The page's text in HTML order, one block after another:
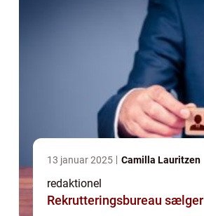
13 januar 2025 Camilla Lauritzen
redaktionel
Rekrutteringsbureau sælger